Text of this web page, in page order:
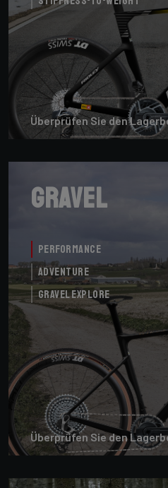
Überprüfen Sie den
Performance
Adventure
Gravel Explore
Gravel
Überprüfen Sie den